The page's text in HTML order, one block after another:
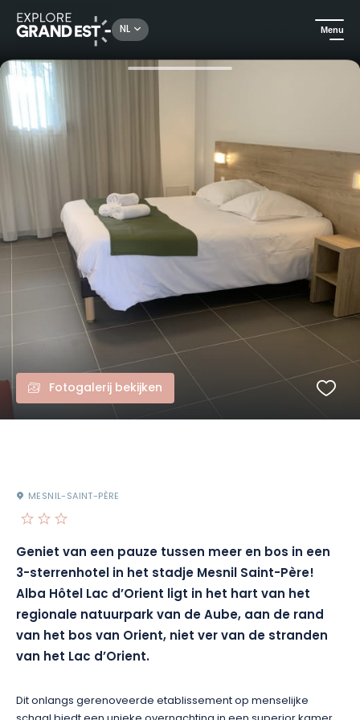
NL Menu
Kijk je ogen uit in de Grand Est Superior kamer - Hôtel Club Lac d'Orient
Fotogalerij bekijken
MESNIL-SAINT-PÈRE
Geniet van een pauze tussen meer en bos in een
3-sterrenhotel in het stadje Mesnil Saint-Père!
Alba Hôtel Lac d’Orient ligt in het hart van het
regionale natuurpark van de Aube, aan de rand
van het bos van Orient, niet ver van de stranden
van het Lac d’Orient.
Dit onlangs gerenoveerde etablissement op menselijke